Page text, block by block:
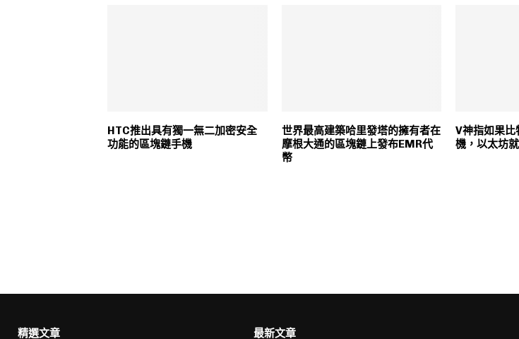
HTC推出具有獨一無二加密安全
功能的區塊鏈手機
世界最高建築哈里發塔的擁有者在
摩根大通的區塊鏈上發布EMR代
幣
V神指如果比
機，以太坊
精選文章 最新文章